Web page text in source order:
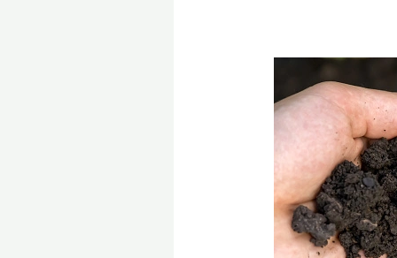
maak
je
compost:
4
methodes
uitgelegd.